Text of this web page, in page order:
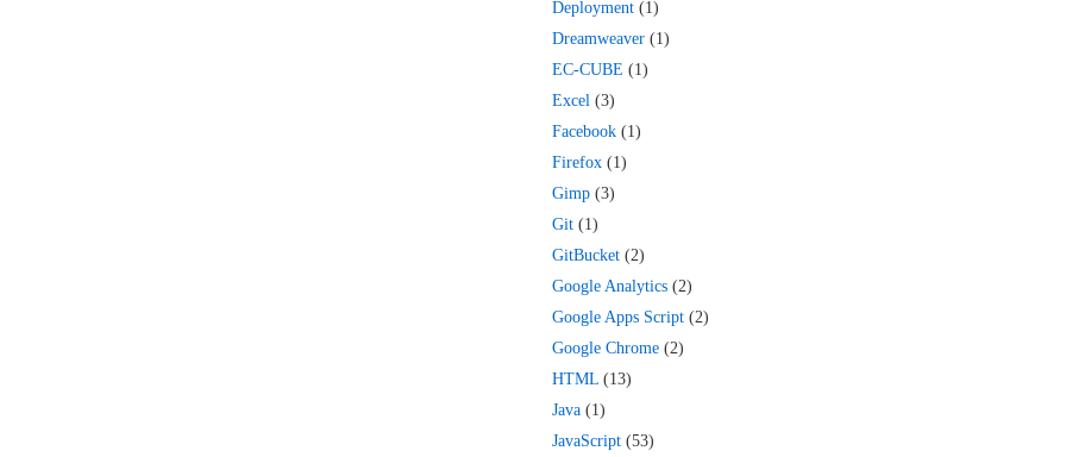
Deployment (1)
Dreamweaver (1)
EC-CUBE (1)
Excel (3)
Facebook (1)
Firefox (1)
Gimp (3)
Git (1)
GitBucket (2)
Google Analytics (2)
Google Apps Script (2)
Google Chrome (2)
HTML (13)
Java (1)
JavaScript (53)